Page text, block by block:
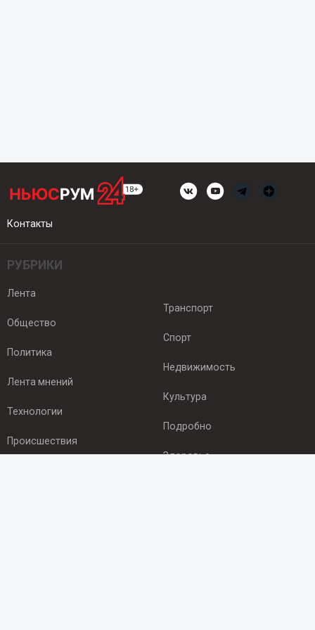
Контакты
РУБРИКИ
Лента
Общество
Политика
Лента мнений
Технологии
Происшествия
Транспорт
Спорт
Недвижимость
Культура
Подробно
Здоровье